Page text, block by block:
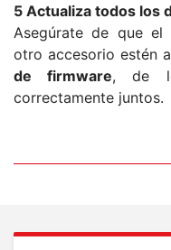
5 Actualiza todos los
Asegúrate de que el
otro accesorio estén
de firmware, de
correctamente juntos.